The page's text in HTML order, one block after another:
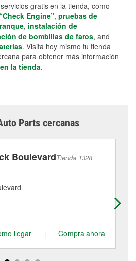
gratis en la tienda, como
Engine”, pruebas de
, instalación de
de bombillas de faros, and
. Visita hoy mismo tu tienda
para obtener más información
la tienda.
Parts cercanas
BoulevardTienda 1328
llegar | Compra ahora